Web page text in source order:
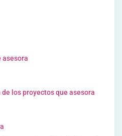
asesora
los proyectos que asesora